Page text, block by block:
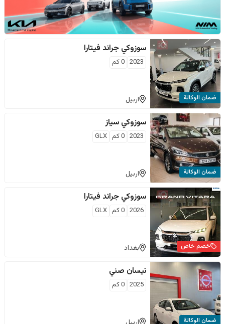
ضمان الوكالة
سوزوكي جراند فيتارا
2023
0كم
اربيل
ضمان الوكالة
سوزوكي سياز
2023
0كم GLX
اربيل
خصم خاص
سوزوكي جراند فيتارا
2026
0كم GLX
بغداد
ضمان الوكالة
نيسان صني
2025
0كم